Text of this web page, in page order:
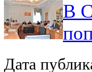
В
Дата